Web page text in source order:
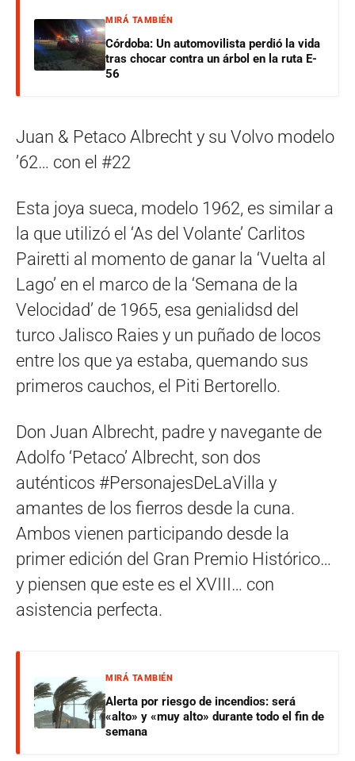
MIRÁ TAMBIÉN
Córdoba: Un automovilista perdió la vida
tras chocar contra un árbol en la ruta E-
56
Juan & Petaco Albrecht y su Volvo modelo
’62… con el #22
Esta joya sueca, modelo 1962, es similar a
la que utilizó el ‘As del Volante’ Carlitos
Pairetti al momento de ganar la ‘Vuelta al
Lago’ en el marco de la ‘Semana de la
Velocidad’ de 1965, esa genialidsd del
turco Jalisco Raies y un puñado de locos
entre los que ya estaba, quemando sus
primeros cauchos, el Piti Bertorello.
Don Juan Albrecht, padre y navegante de
Adolfo ‘Petaco’ Albrecht, son dos
auténticos #PersonajesDeLaVilla y
amantes de los fierros desde la cuna.
Ambos vienen participando desde la
primer edición del Gran Premio Histórico…
y piensen que este es el XVIII… con
asistencia perfecta.
MIRÁ TAMBIÉN
Alerta por riesgo de incendios: será
«alto» y «muy alto» durante todo el fin de
semana